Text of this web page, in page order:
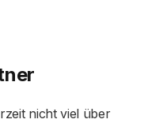
nicht viel über